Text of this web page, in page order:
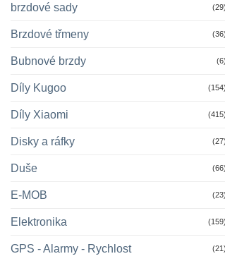
brzdové sady (29)
Brzdové třmeny (36)
Bubnové brzdy (6)
Díly Kugoo (154)
Díly Xiaomi (415)
Disky a ráfky (27)
Duše (66)
E-MOB (23)
Elektronika (159)
GPS - Alarmy - Rychlost (21)